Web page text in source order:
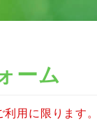
ーム
用に限ります